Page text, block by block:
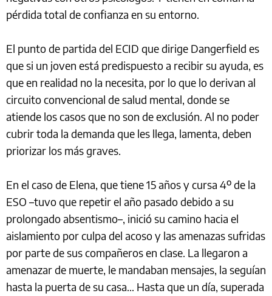
pérdida total de confianza en su entorno.
El punto de partida del ECID que dirige Dangerfield es
que si un joven está predispuesto a recibir su ayuda, es
que en realidad no la necesita, por lo que lo derivan al
circuito convencional de salud mental, donde se
atiende los casos que no son de exclusión. Al no poder
cubrir toda la demanda que les llega, lamenta, deben
priorizar los más graves.
En el caso de Elena, que tiene 15 años y cursa 4º de la
ESO –tuvo que repetir el año pasado debido a su
prolongado absentismo–, inició su camino hacia el
aislamiento por culpa del acoso y las amenazas sufridas
por parte de sus compañeros en clase. La llegaron a
amenazar de muerte, le mandaban mensajes, la seguían
hasta la puerta de su casa… Hasta que un día, superada